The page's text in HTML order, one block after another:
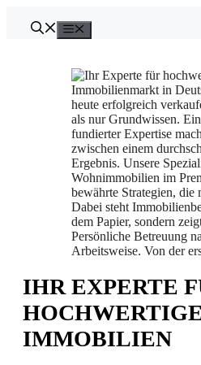
Inhalt
IHR EXPERTE
IMMOBILIEN